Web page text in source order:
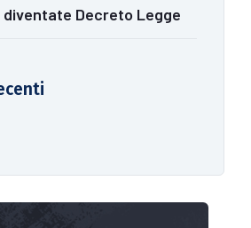
diventate Decreto Legge